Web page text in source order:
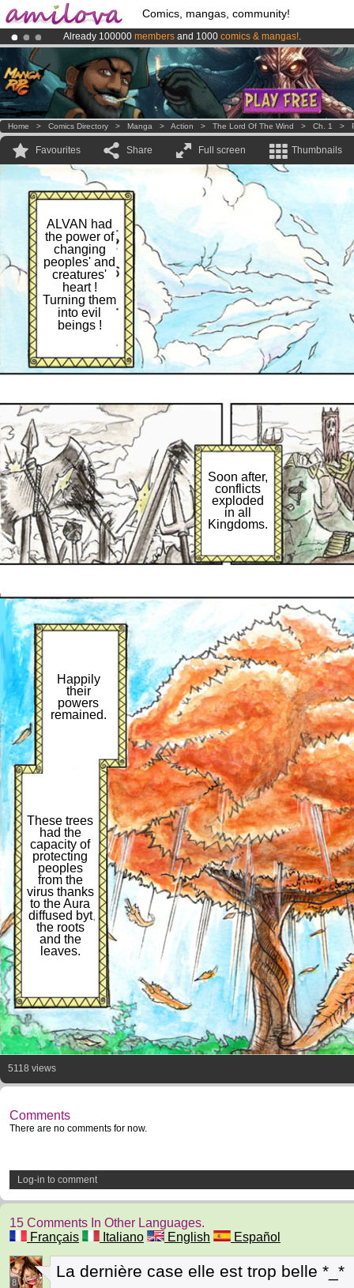
Comics, mangas, community!
Already 100000 members and 1000 comics & mangas!.
AmilovaKickstarter is now LIVE!.
Premium membership from3.95 euros per month !Get membership
Home > Comics Directory > Manga > Action > The Lord Of The Wind > Ch. 1 >
Favourites Share Full screen Thumbnails
ALVAN had
the power of
changing
peoples' and
creatures'
heart !
Turning them
into evil
beings !
Soon after,
conflicts
exploded
in all
Kingdoms.
Happily
their
powers
remained.
These trees
had the
capacity of
protecting
peoples
from the
virus thanks
to the Aura
diffused byt
the roots
and the
leaves.
5118 views
Comments
There are no comments for now.
Log-in to comment
15 Comments In Other Languages.
Français
Italiano English Español
8
La dernière case elle est trop belle *_*